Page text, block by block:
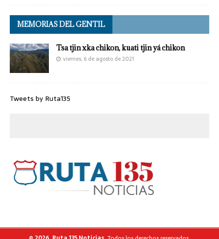
MEMORIAS DEL GENTIL
Tsa tjin xka chikon, kuati tjin yá chikon
viernes, 6 de agosto de 2021
Tweets by Ruta135